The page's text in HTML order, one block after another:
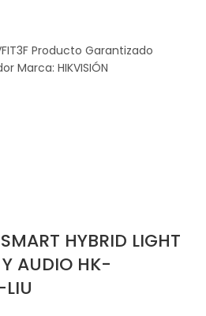
Producto Garantizado
Marca: HIKVISIÓN
HYBRID LIGHT
AUDIO HK-